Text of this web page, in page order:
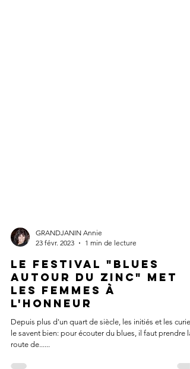
23 févr. 2023
1 min de lecture
Le Festival "Blues
autour du Zinc" met
l'honneur
Depuis plus d'un quart de siècle, les initiés et les